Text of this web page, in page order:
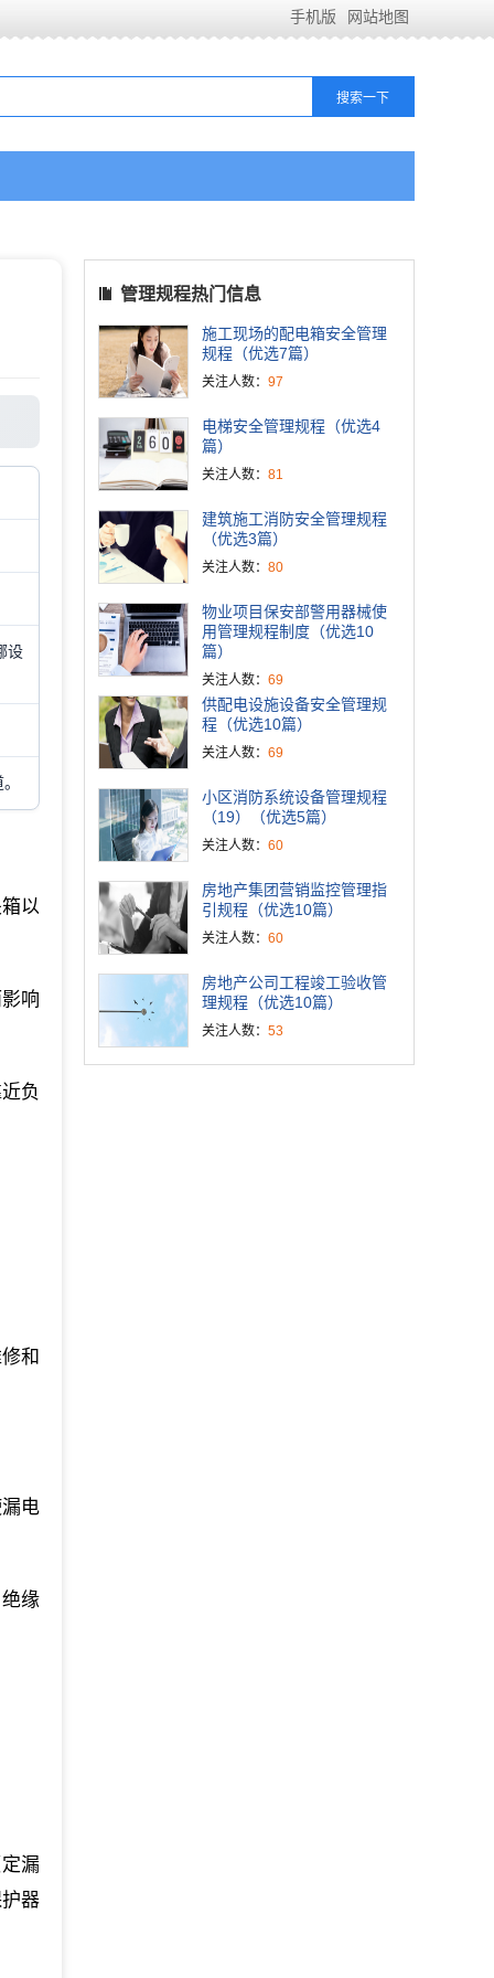
手机版 网站地图
设
以
响
负
和
电
缘
漏
器
管理规程热门信息
施工现场的配电箱安全管理
规程（优选7篇）
关注人数： 97
电梯安全管理规程（优选4
篇）
关注人数： 81
建筑施工消防安全管理规程
（优选3篇）
关注人数： 80
物业项目保安部警用器械使
用管理规程制度（优选10
篇）
关注人数： 69
供配电设施设备安全管理规
程（优选10篇）
关注人数： 69
小区消防系统设备管理规程
（19）（优选5篇）
关注人数： 60
房地产集团营销监控管理指
引规程（优选10篇）
关注人数： 60
房地产公司工程竣工验收管
理规程（优选10篇）
关注人数： 53